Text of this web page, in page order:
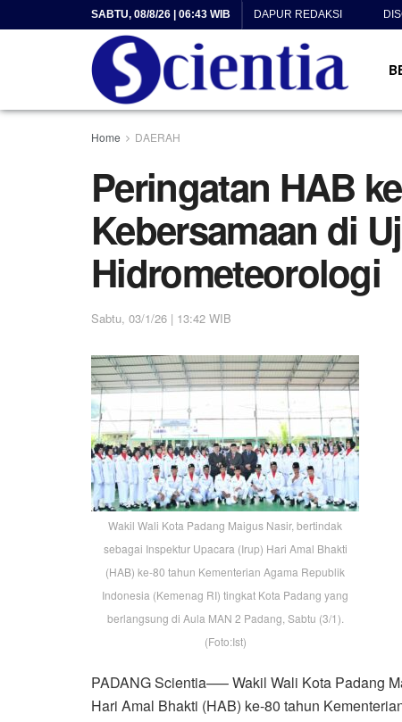
SABTU, 08/8/26 | 06:43 WIB DAPUR REDAKSI
Home DAERAH
Peringatan HAB
Kebersamaan di
Hidrometeorologi
Sabtu, 03/1/26 | 13:42 WIB
Wakil Wali Kota Padang Maigus Nasir, bertindak
sebagai Inspektur Upacara (Irup) Hari Amal Bhakti
(HAB) ke-80 tahun Kementerian Agama Republik
Indonesia (Kemenag RI) tingkat Kota Padang yang
berlangsung di Aula MAN 2 Padang, Sabtu (3/1).
(Foto:Ist)
PADANG Scientia—– Wakil Wali Kota Padang
Hari Amal Bhakti (HAB) ke-80 tahun